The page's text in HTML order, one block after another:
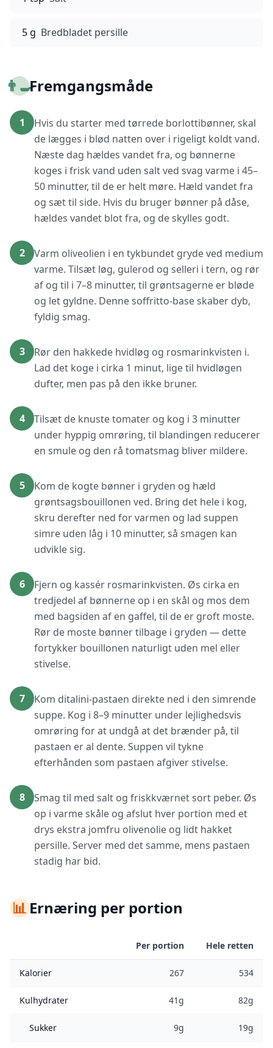
5 g Bredbladet persille
👨‍🍳Fremgangsmåde
1
Hvis du starter med tørrede borlottibønner, skal
de lægges i blød natten over i rigeligt koldt vand.
Næste dag hældes vandet fra, og bønnerne
koges i frisk vand uden salt ved svag varme i 45–
50 minutter, til de er helt møre. Hæld vandet fra
og sæt til side. Hvis du bruger bønner på dåse,
hældes vandet blot fra, og de skylles godt.
2
Varm oliveolien i en tykbundet gryde ved medium
varme. Tilsæt løg, gulerod og selleri i tern, og rør
af og til i 7–8 minutter, til grøntsagerne er bløde
og let gyldne. Denne soffritto-base skaber dyb,
fyldig smag.
3
Rør den hakkede hvidløg og rosmarinkvisten i.
Lad det koge i cirka 1 minut, lige til hvidløgen
dufter, men pas på den ikke bruner.
4
Tilsæt de knuste tomater og kog i 3 minutter
under hyppig omrøring, til blandingen reducerer
en smule og den rå tomatsmag bliver mildere.
5
Kom de kogte bønner i gryden og hæld
grøntsagsbouillonen ved. Bring det hele i kog,
skru derefter ned for varmen og lad suppen
simre uden låg i 10 minutter, så smagen kan
udvikle sig.
6
Fjern og kassér rosmarinkvisten. Øs cirka en
tredjedel af bønnerne op i en skål og mos dem
med bagsiden af en gaffel, til de er groft moste.
Rør de moste bønner tilbage i gryden — dette
fortykker bouillonen naturligt uden mel eller
stivelse.
7
Kom ditalini-pastaen direkte ned i den simrende
suppe. Kog i 8–9 minutter under lejlighedsvis
omrøring for at undgå at det brænder på, til
pastaen er al dente. Suppen vil tykne
efterhånden som pastaen afgiver stivelse.
8
Smag til med salt og friskkværnet sort peber. Øs
op i varme skåle og afslut hver portion med et
drys ekstra jomfru olivenolie og lidt hakket
persille. Server med det samme, mens pastaen
stadig har bid.
📊Ernæring per portion
Per portion Hele retten
Kalorier 267 534
Kulhydrater 41g 82g
Sukker 9g 19g